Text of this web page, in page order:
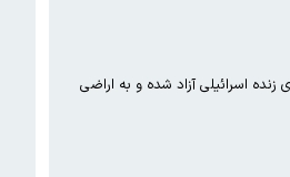
رادیو ارتش اسرائیل نیز تاکید کرد که همه اسرای زنده اسرائیلی آزاد شده و به اراضی